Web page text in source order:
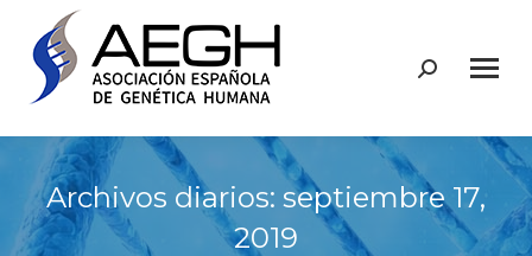
Buscar:
Archivos diarios: septiembre 17,
2019